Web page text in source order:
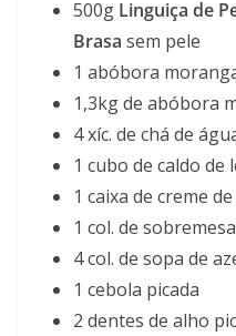
500g Linguiça de
Brasa sem pele
1 abóbora
1,3kg de abóbora
4 xíc. de chá de
1 cubo de caldo de
1 caixa de creme
1 col. de
4 col. de sopa de
1 cebola picada
2 dentes de alho